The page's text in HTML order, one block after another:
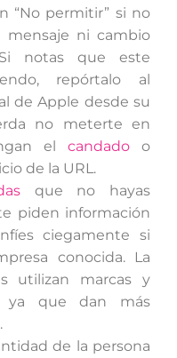
“No permitir” si no
mensaje ni cambio
notas que este
repórtalo al
de Apple desde su
no meterte en
el candadoo
de la URL.
que no hayas
piden información
ciegamente si
conocida. La
utilizan marcas y
ya que dan más
de la persona